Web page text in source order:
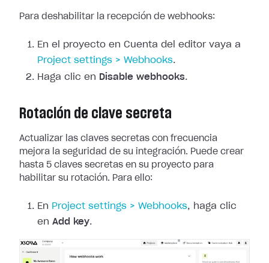
Para deshabilitar la recepción de webhooks:
En el proyecto en Cuenta del editor vaya a
Project settings > Webhooks.
Haga clic en Disable webhooks.
Rotación de clave secreta
Actualizar las claves secretas con frecuencia
mejora la seguridad de su
integración. Puede crear
hasta 5 claves secretas en su proyecto para
habilitar su rotación. Para ello:
En Project settings > Webhooks, haga clic
en Add key.